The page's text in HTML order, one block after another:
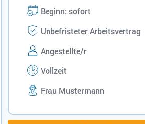
Beginn: sofort
Unbefristeter Arbeitsvertrag
Angestellte/r
Vollzeit
Frau Mustermann